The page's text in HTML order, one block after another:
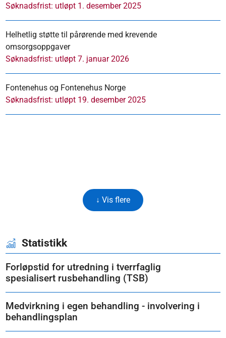
Søknadsfrist: utløpt 1. desember 2025
Helhetlig støtte til pårørende med krevende
omsorgsoppgaver
Søknadsfrist: utløpt 7. januar 2026
Fontenehus og Fontenehus Norge
Søknadsfrist: utløpt 19. desember 2025
↓ Vis flere
Statistikk
Forløpstid for utredning i tverrfaglig
spesialisert rusbehandling (TSB)
Medvirkning i egen behandling - involvering i
behandlingsplan